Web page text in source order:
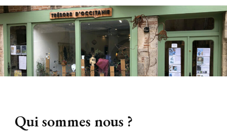
Qui sommes nous ?